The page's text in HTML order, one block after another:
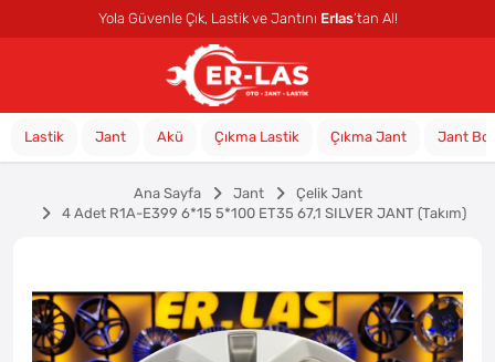
Yola Güvenle Çık, Lastik ve Jantını Erlas’tan Al!
Lastik Jant Akü Çıkma Lastik Çıkma Jant Jant
Ana Sayfa Jant
Çelik Jant
4 Adet R1A-E399 6*15 5*100 ET35 67,1 SILVER JANT (Takım)